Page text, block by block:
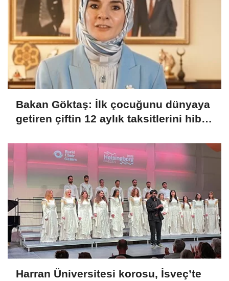
Bakan Göktaş: İlk çocuğunu dünyaya
getiren çiftin 12 aylık taksitlerini hibe
Harran Üniversitesi korosu, İsveç’te